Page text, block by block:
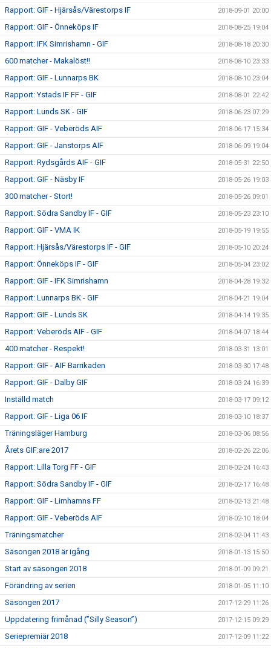
Rapport: GIF - Hjärsås/Värestorps IF 2018-09-01 20:00
Rapport: GIF - Önneköps IF 2018-08-25 19:04
Rapport: IFK Simrishamn - GIF 2018-08-18 20:30
600 matcher - Makalöst!! 2018-08-10 23:33
Rapport: GIF - Lunnarps BK 2018-08-10 23:04
Rapport: Ystads IF FF - GIF 2018-08-01 22:42
Rapport: Lunds SK - GIF 2018-06-23 07:29
Rapport: GIF - Veberöds AIF 2018-06-17 15:34
Rapport: GIF - Janstorps AIF 2018-06-09 19:04
Rapport: Rydsgårds AIF - GIF 2018-05-31 22:50
Rapport: GIF - Näsby IF 2018-05-26 19:03
300 matcher - Stort! 2018-05-26 09:01
Rapport: Södra Sandby IF - GIF 2018-05-23 23:10
Rapport: GIF - VMA IK 2018-05-19 19:55
Rapport: Hjärsås/Värestorps IF - GIF 2018-05-10 20:24
Rapport: Önneköps IF - GIF 2018-05-04 23:02
Rapport: GIF - IFK Simrishamn 2018-04-28 19:32
Rapport: Lunnarps BK - GIF 2018-04-21 19:04
Rapport: GIF - Lunds SK 2018-04-14 19:35
Rapport: Veberöds AIF - GIF 2018-04-07 18:44
400 matcher - Respekt! 2018-03-31 13:01
Rapport: GIF - AIF Barrikaden 2018-03-30 17:48
Rapport: GIF - Dalby GIF 2018-03-24 16:39
Inställd match 2018-03-17 09:12
Rapport: GIF - Liga 06 IF 2018-03-10 18:37
Träningsläger Hamburg 2018-03-06 08:56
Årets GIF:are 2017 2018-02-26 22:06
Rapport: Lilla Torg FF - GIF 2018-02-24 16:43
Rapport: Södra Sandby IF - GIF 2018-02-17 16:48
Rapport: GIF - Limhamns FF 2018-02-13 21:48
Rapport: GIF - Veberöds AIF 2018-02-10 18:04
Träningsmatcher 2018-02-04 11:43
Säsongen 2018 är igång 2018-01-13 15:50
Start av säsongen 2018 2018-01-09 09:21
Förändring av serien 2018-01-05 11:10
Säsongen 2017 2017-12-29 11:26
Uppdatering frimånad (”Silly Season”) 2017-12-15 09:29
Seriepremiär 2018 2017-12-09 11:22